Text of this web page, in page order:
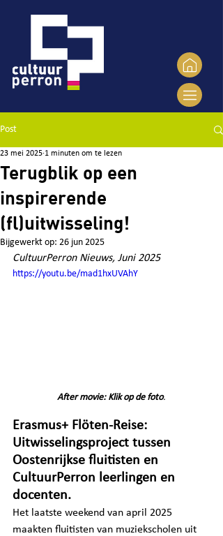
Post
Terugblik op een
inspirerende
(fl)uitwisseling!
23 mei 2025 1 minuten om te lezen
Bijgewerkt op: 26 jun 2025
CultuurPerron Nieuws, Juni 2025
https://youtu.be/mad1hxUVAhY
After movie: Klik op de foto.
Erasmus+ Flöten-Reise:
Uitwisselingsproject tussen
Oostenrijkse fluitisten en
CultuurPerron leerlingen en
docenten.
Het laatste weekend van april 2025
maakten fluitisten van muziekscholen uit